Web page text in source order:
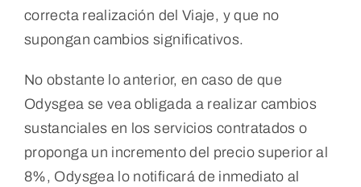
correcta realización del Viaje, y que no
supongan cambios significativos.
No obstante lo anterior, en caso de que
Odysgea se vea obligada a realizar cambios
sustanciales en los servicios contratados o
proponga un incremento del precio superior al
8%, Odysgea lo notificará de inmediato al